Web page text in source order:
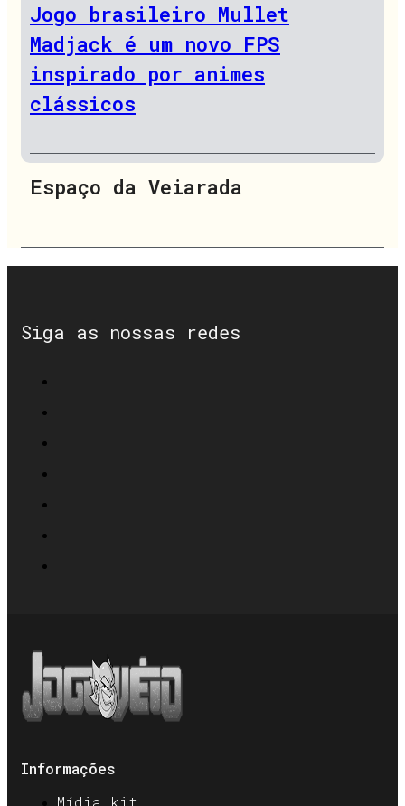
Jogo brasileiro Mullet
Madjack é um novo FPS
inspirado por animes
clássicos
Espaço da Veiarada
Siga as nossas redes
Informações